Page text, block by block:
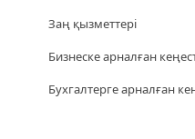
Заң қызметтері
Бизнеске арналған
Бухгалтерге арналған